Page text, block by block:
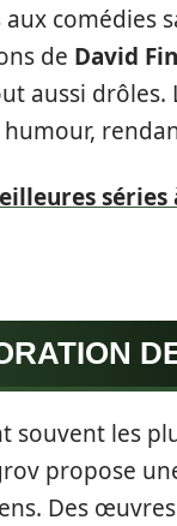
comédies
de David
aussi
humour,
souvent les
propose
Des